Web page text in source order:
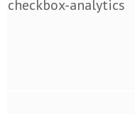
checkbox-analytics